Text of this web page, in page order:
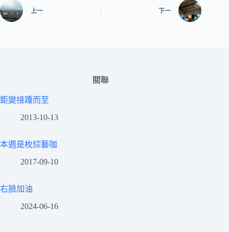
上一 下一
關聯
鉅變接踵而至
2013-10-13
本週是枚綜藝咖
2017-09-10
右臉加油
2024-06-16